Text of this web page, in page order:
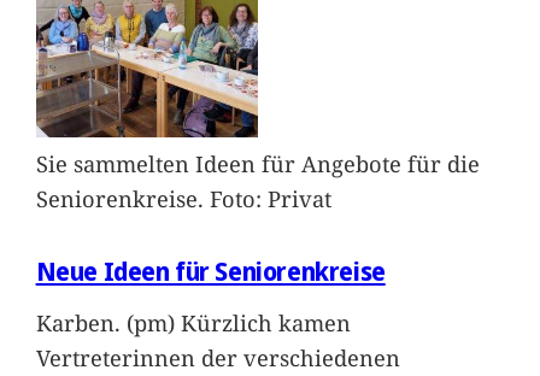
Sie sammelten Ideen für Angebote für die
Seniorenkreise. Foto: Privat
Neue Ideen für Seniorenkreise
Karben. (pm) Kürzlich kamen
Vertreterinnen der verschiedenen